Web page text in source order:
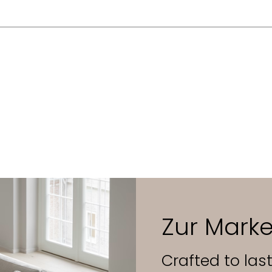
und Rückenlehne aus geformtem Furnier mit Kern
Sitzfläche aus Sperrholzkern, gepolstert mit HR- oder CMHR-
Leder.
Zur
Crafted to last